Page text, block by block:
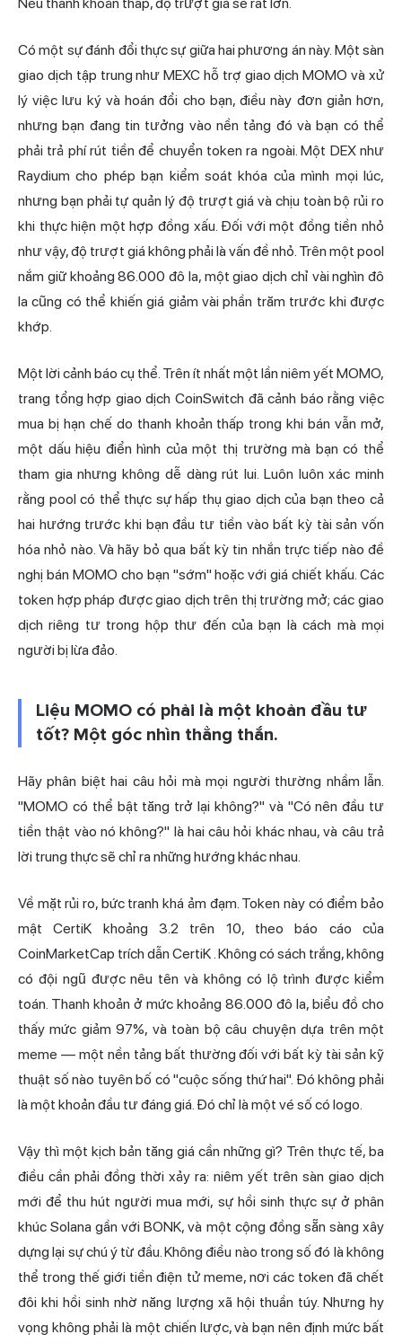
Có một sự đánh đổi thực sự giữa hai phương án này. Một sàn
giao dịch tập trung như MEXC hỗ trợ giao dịch MOMO và xử
lý việc lưu ký và hoán đổi cho bạn, điều này đơn giản hơn,
nhưng bạn đang tin tưởng vào nền tảng đó và bạn có thể
phải trả phí rút tiền để chuyển token ra ngoài. Một DEX như
Raydium cho phép bạn kiểm soát khóa của mình mọi lúc,
nhưng bạn phải tự quản lý độ trượt giá và chịu toàn bộ rủi ro
khi thực hiện một hợp đồng xấu. Đối với một đồng tiền nhỏ
như vậy, độ trượt giá không phải là vấn đề nhỏ. Trên một pool
nắm giữ khoảng 86.000 đô la, một giao dịch chỉ vài nghìn đô
la cũng có thể khiến giá giảm vài phần trăm trước khi được
khớp.
Một lời cảnh báo cụ thể. Trên ít nhất một lần niêm yết MOMO,
trang tổng hợp giao dịch CoinSwitch đã cảnh báo rằng việc
mua bị hạn chế do thanh khoản thấp trong khi bán vẫn mở,
một dấu hiệu điển hình của một thị trường mà bạn có thể
tham gia nhưng không dễ dàng rút lui. Luôn luôn xác minh
rằng pool có thể thực sự hấp thụ giao dịch của bạn theo cả
hai hướng trước khi bạn đầu tư tiền vào bất kỳ tài sản vốn
hóa nhỏ nào. Và hãy bỏ qua bất kỳ tin nhắn trực tiếp nào đề
nghị bán MOMO cho bạn "sớm" hoặc với giá chiết khấu. Các
token hợp pháp được giao dịch trên thị trường mở; các giao
dịch riêng tư trong hộp thư đến của bạn là cách mà mọi
người bị lừa đảo.
Liệu MOMO có phải là một khoản đầu tư
tốt? Một góc nhìn thẳng thắn.
Hãy phân biệt hai câu hỏi mà mọi người thường nhầm lẫn.
"MOMO có thể bật tăng trở lại không?" và "Có nên đầu tư
tiền thật vào nó không?" là hai câu hỏi khác nhau, và câu trả
lời trung thực sẽ chỉ ra những hướng khác nhau.
Về mặt rủi ro, bức tranh khá ảm đạm. Token này có điểm bảo
mật CertiK khoảng 3.2 trên 10, theo báo cáo của
CoinMarketCap trích dẫn CertiK. Không có sách trắng, không
có đội ngũ được nêu tên và không có lộ trình được kiểm
toán. Thanh khoản ở mức khoảng 86.000 đô la, biểu đồ cho
thấy mức giảm 97%, và toàn bộ câu chuyện dựa trên một
meme — một nền tảng bất thường đối với bất kỳ tài sản kỹ
thuật số nào tuyên bố có "cuộc sống thứ hai". Đó không phải
là một khoản đầu tưđáng giá. Đó chỉ là một vé số có logo.
Vậy thì một kịch bản tăng giá cần những gì? Trên thực tế, ba
điều cần phải đồng thời xảy ra: niêm yết trên sàn giao dịch
mới để thu hút người mua mới, sự hồi sinh thực sự ở phân
khúc Solana gần với BONK, và một cộng đồng sẵn sàng xây
dựng lại sự chú ý từ đầu. Không điều nào trong số đó là không
thể trong thế giới tiền điện tử meme, nơi các token đã chết
đôi khi hồi sinh nhờ năng lượng xã hội thuần túy. Nhưng hy
vọng không phải là một chiến lược, và bạn nên định mức bất